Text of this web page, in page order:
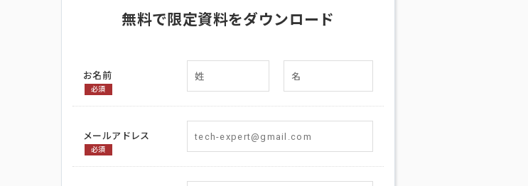
無料で限定資料をダウンロード
お名前
必須
メールアドレス
必須